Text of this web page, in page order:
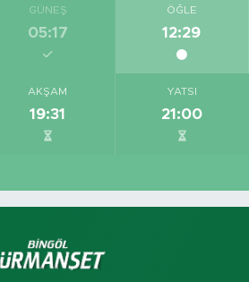
GÜNEŞ
05:17
ÖĞLE
12:29
AKŞAM
19:31
YATSI
21:00